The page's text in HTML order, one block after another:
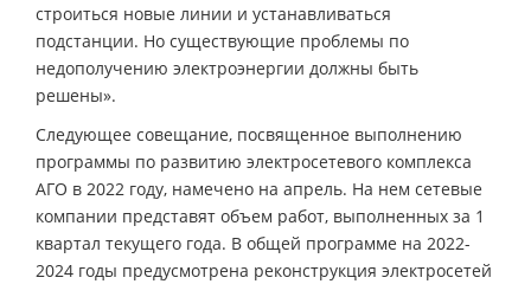
строиться новые линии и устанавливаться
подстанции. Но существующие проблемы по
недополучению электроэнергии должны быть
решены».
Следующее совещание, посвященное выполнению
программы по развитию электросетевого комплекса
АГО в 2022 году, намечено на апрель. На нем сетевые
компании представят объем работ, выполненных за 1
квартал текущего года. В общей программе на 2022-
2024 годы предусмотрена реконструкция электросетей